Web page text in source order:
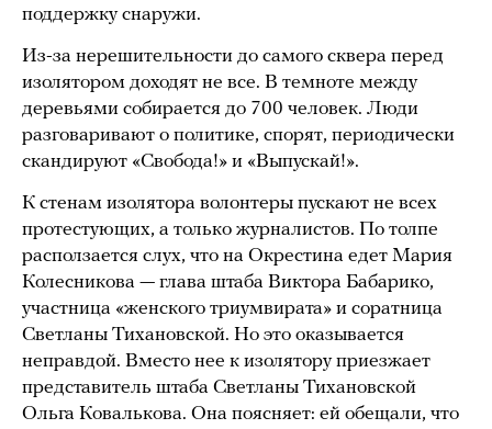
поддержку снаружи.
Из-за нерешительности до самого сквера перед
изолятором доходят не все. В темноте между
деревьями собирается до 700 человек. Люди
разговаривают о политике, спорят, периодически
скандируют «Свобода!» и «Выпускай!».
К стенам изолятора волонтеры пускают не всех
протестующих, а только журналистов. По толпе
расползается слух, что на Окрестина едет Мария
Колесникова — глава штаба Виктора Бабарико,
участница «женского триумвирата» и соратница
Светланы Тихановской. Но это оказывается
неправдой. Вместо нее к изолятору приезжает
представитель штаба Светланы Тихановской
Ольга Ковалькова. Она поясняет: ей обещали, что